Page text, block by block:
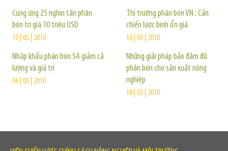
Cung ứng 25 nghìn tấn phân
bón trị giá 10 triệu USD
10 | 05 | 2010
Nhập khẩu phân bón SA giảm cả
lượng và giá trị
06 | 05 | 2010
Thị trường phân bón VN : Cần
chiến lược bình ổn giá
18 | 03 | 2010
Những giải pháp bảo đảm đủ
phân bón cho sản xuất nông
nghiệp
18 | 03 | 2010